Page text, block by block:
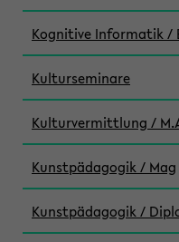
Kognitive Informatik /
Kulturseminare
Kulturvermittlung /
Kunstpädagogik / Mag
Kunstpädagogik /